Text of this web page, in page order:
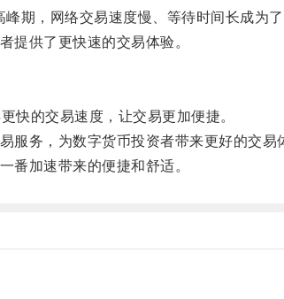
，网络交易速度慢、等待时间长成为了
供了更快速的交易体验。
的交易速度，让交易更加便捷。
务，为数字货币投资者带来更好的交易
加速带来的便捷和舒适。